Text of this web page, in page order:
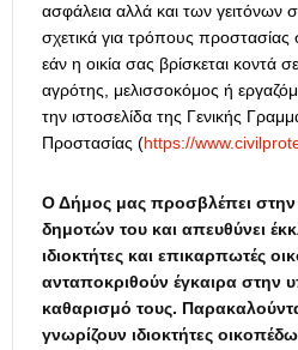
ασφάλεια αλλά και των γειτόνων
σχετικά για τρόπους προστασίας
εάν η οικία σας βρίσκεται κοντά
αγρότης, μελισσοκόμος ή
την ιστοσελίδα της Γενικής
Προστασίας (https://
Ο Δήμος μας προσβλέπει
δημοτών του και απευθύνει
ιδιοκτήτες και επικαρπωτές
ανταποκριθούν έγκαιρα στην
καθαρισμό τους.
γνωρίζουν ιδιοκτήτες